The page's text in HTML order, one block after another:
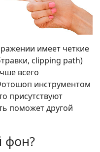
имеет четкие
clipping path)
всего
инструментом
присутствуют
поможет другой
фон?